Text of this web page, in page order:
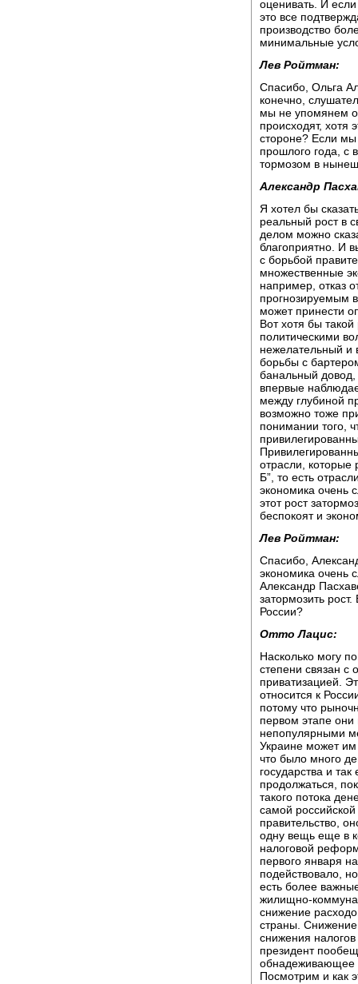
оценивать. И
это все
производство
минимальные
Лев Ройтман:
Спасибо, Ольга
конечно,
мы не упомянем о
происходят, хотя
стороне? Если мы
прошлого года, с
тормозом в
Александр
Я хотел бы
реальный рост в
делом можно
благоприятно. И
с борьбой
множественные
например, отказ
прогнозируемым
может принести
Вот хотя бы
политическими
нежелательный и
борьбы с
банальный довод,
впервые
между глубиной
возможно тоже
понимании того,
отрасли, которые
Б”, то есть
экономика очень
этот рост
беспокоят и
Лев Ройтман:
Спасибо,
экономика очень
Александр
затормозить
России?
Отто Лацис:
Насколько могу
степени связан
приватизацией.
относится к
потому что
первом этапе они
непопулярными
Украине может
что было много
государства и
продолжаться,
такого потока
самой
правительство,
одну вещь еще в
налоговой
первого января
подействовало,
есть более
жилищно-
снижение
страны. Снижение
снижения налогов
президент
обнадеживающее
Посмотрим и как